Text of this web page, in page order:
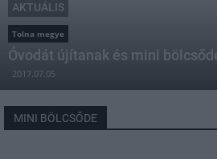
AKTUÁLIS
Tolna megye
Óvodát újítanak és mini
2017.07.05
MINI BÖLCSŐDE